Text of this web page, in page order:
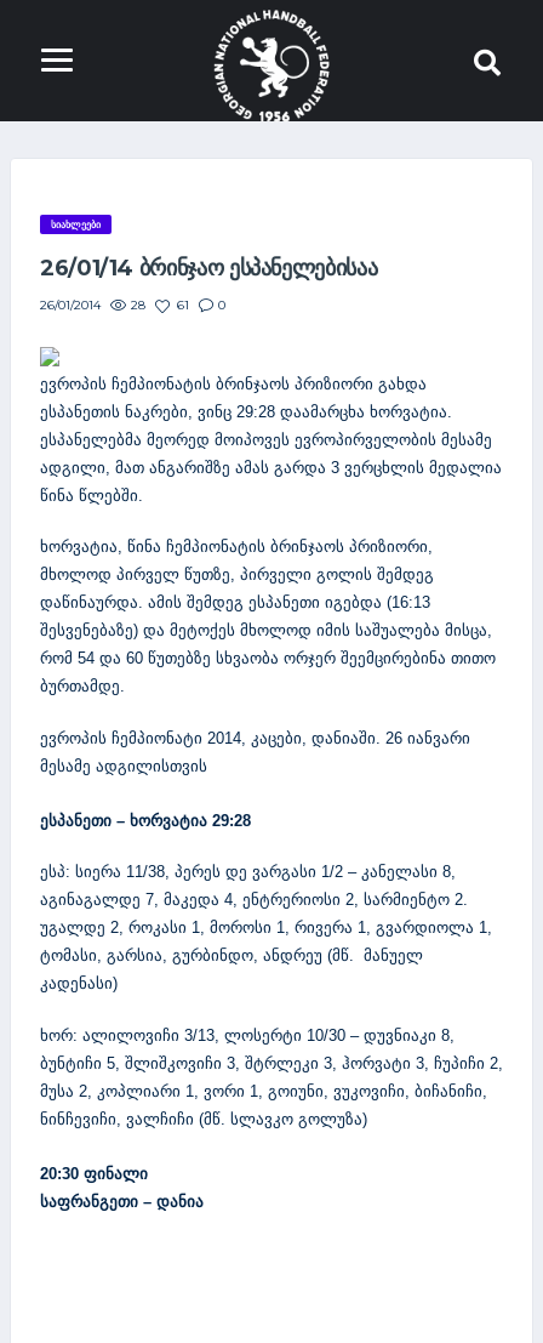
ᲡᲘᲐᲮᲚᲔᲔᲑᲘ
26/01/14 ᲑᲠᲘᲜᲯᲐᲝ ᲔᲡᲞᲐᲜᲔᲚᲔᲑᲘᲡᲐᲐ
26/01/2014 28 61 0
ევროპის ჩემპიონატის ბრინჯაოს პრიზიორი გახდა
ესპანეთის ნაკრები ვინც 29:28 დაამარცხა ხორვატია
ესპანელებმა მეორედ მოიპოვეს ევროპირველობის მესამე
ადგილი მათ ანგარიშზე ამას გარდა 3 ვერცხლის მედალია
წინა წლებში
ხორვატია, წინა ჩემპიონატის ბრინჯაოს პრიზიორი,
მხოლოდ პირველ წუთზე, პირველი გოლის შემდეგ
დაწინაურდა. ამის შემდეგ ესპანეთი იგებდა (16:13
შესვენებაზე) და მეტოქეს მხოლოდ იმის საშუალება მისცა,
რომ 54 და 60 წუთებზე სხვაობა ორჯერ შეემცირებინა თითო
ბურთამდე.
ევროპის ჩემპიონატი 2014, კაცები დანიაში . 26 იანვარი
მესამე ადგილისთვის
ესპანეთი – ხორვატია 29:28
ესპ: სიერა 11/38, პერეს დე ვარგასი 1/2 – კანელასი 8,
აგინაგალდე 7, მაკედა 4, ენტრერიოსი 2, სარმიენტო 2.
უგალდე 2, როკასი 1, მოროსი 1, რივერა 1, გვარდიოლა 1,
ტომასი, გარსია, გურბინდო, ანდრეუ (მწ. მანუელ
კადენასი)
ხორ: ალილოვიჩი 3/13, ლოსერტი 10/30 – დუვნიაკი 8,
ბუნტიჩი 5, შლიშკოვიჩი 3, შტრლეკი 3, ჰორვატი 3, ჩუპიჩი 2,
მუსა 2, კოპლიარი 1, ვორი 1, გოიუნი ვუკოვიჩი ბიჩანიჩი
ნინჩევიჩი ვალჩიჩი (მწ სლავკო გოლუზა)
20:30 ფინალი
საფრანგეთი – დანია